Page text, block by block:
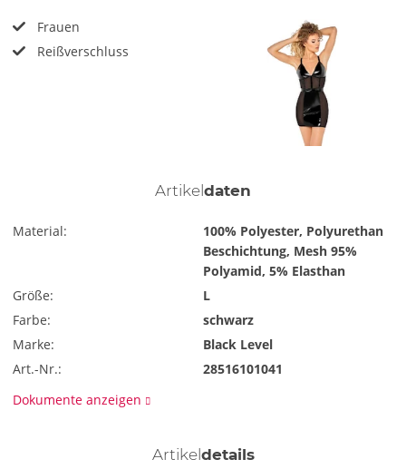
Frauen
Reißverschluss
Artikeldaten
Material:
100% Polyester, Polyurethan
Beschichtung, Mesh 95%
Polyamid, 5% Elasthan
Größe:
L
Farbe:
schwarz
Marke:
Black Level
Art.-Nr.:
28516101041
Dokumente anzeigen
Artikeldetails